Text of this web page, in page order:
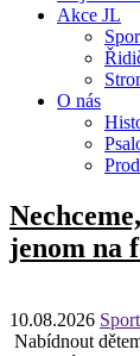
Akce JL
O nás
jenom na
10.08.2026 Sport
Nabídnout